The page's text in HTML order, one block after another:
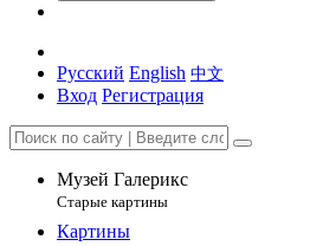
Русский English 中文
Вход Регистрация
Музей Галерикс
Старые картины
Картины